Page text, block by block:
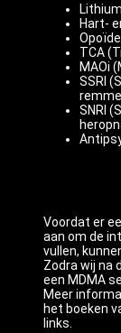
Lithium
Hart-
TCA
MAOi
SSRI
SNRI
Voordat er
aan om de
vullen,
Zodra wij na
een MDMA
Meer
het boeken
links.